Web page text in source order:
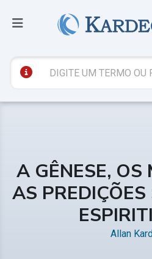
A GÊNESE, OS
AS
Allan